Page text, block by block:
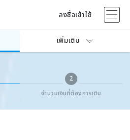
ลงชื่อเข้าใช้
เพิ่มเติม
2
จำนวนเงินที่ต้องการเติม